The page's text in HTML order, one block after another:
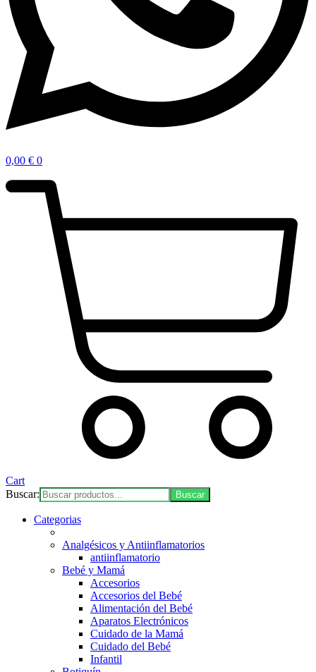
0,00 € 0
Cart
Buscar:
Categorias
Analgésicos y Antiinflamatorios
antiinflamatorio
Bebé y Mamá
Accesorios
Accesorios del Bebé
Alimentación del Bebé
Aparatos Electrónicos
Cuidado de la Mamá
Cuidado del Bebé
Infantil